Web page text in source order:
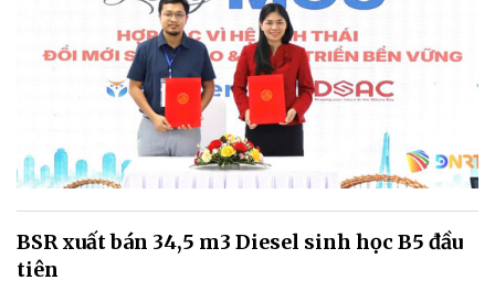
BSR xuất bán 34,5 m3 Diesel sinh học B5 đầu
tiên